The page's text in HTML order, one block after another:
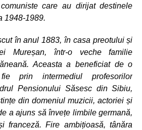
care au dirijat destinele
1948-1989.
în anul 1883, în casa preotului și
Mureșan, într-o veche familie
Aceasta a beneficiat de o
prin intermediul profesorilor
Pensionului Săsesc din Sibiu,
din domeniul muzicii, actoriei și
a ajuns să învețe limbile germană,
franceză. Fire ambițioasă, tânăra